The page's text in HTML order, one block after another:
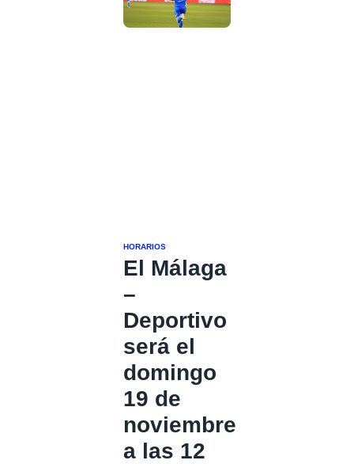
HORARIOS
El Málaga
–
Deportivo
será el
domingo
19 de
noviembre
a las 12